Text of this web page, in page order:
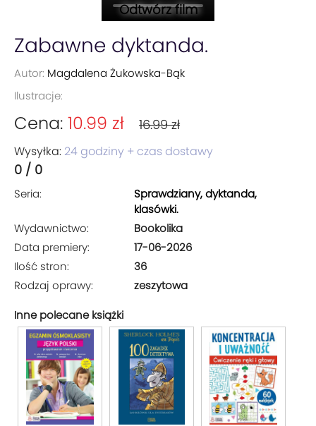
Odtwórz film
Zabawne dyktanda.
Autor: Magdalena Żukowska-Bąk
Ilustracje:
Cena: 10.99 zł 16.99 zł
Wysyłka: 24 godziny + czas dostawy
0 / 0
Seria:
Sprawdziany, dyktanda,
klasówki.
Wydawnictwo:
Bookolika
Data premiery:
17-06-2026
Ilość stron:
36
Rodzaj oprawy:
zeszytowa
Inne polecane książki